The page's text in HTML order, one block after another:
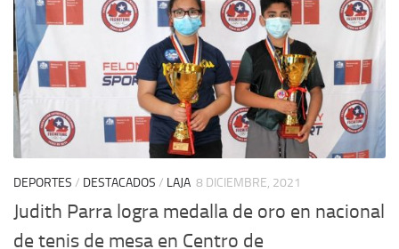
DEPORTES / DESTACADOS / LAJA 8 DICIEMBRE, 2021
Judith Parra logra medalla de oro en nacional
de tenis de mesa en Centro de